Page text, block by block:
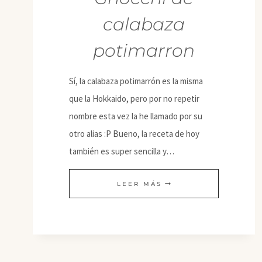
calabaza
potimarron
Sí, la calabaza potimarrón es la misma
que la Hokkaido, pero por no repetir
nombre esta vez la he llamado por su
otro alias :P Bueno, la receta de hoy
también es super sencilla y…
LEER MÁS GNOCCHI
DE